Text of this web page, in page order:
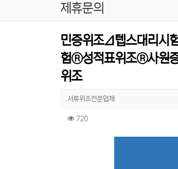
제휴문의
민증위조Δ텝스대리시
험®성적표위조®사원
위조
작성자 정보
서류위조전문업체작성
컨텐츠 정보
720조회